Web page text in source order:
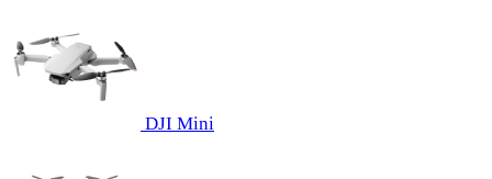
DJI Mini